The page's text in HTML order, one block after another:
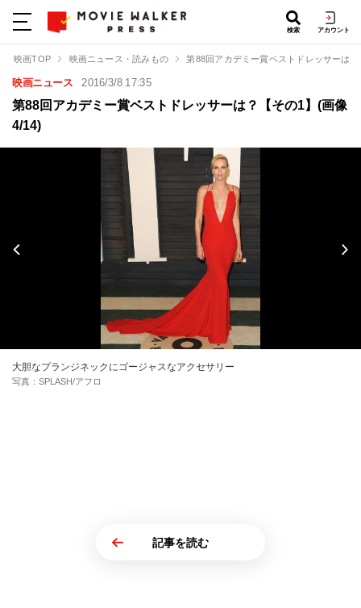
検索 アカウント
映画TOP 映画ニュース・読みもの 第88回アカデミー賞ベストドレッサーは
映画ニュース 2016/3/8 17:35
第88回アカデミー賞ベストドレッサーは？【その1】(画像
4/14)
大胆なプランジネックにゴージャスなアクセサリー
写真：SPLASH/アフロ
記事を読む